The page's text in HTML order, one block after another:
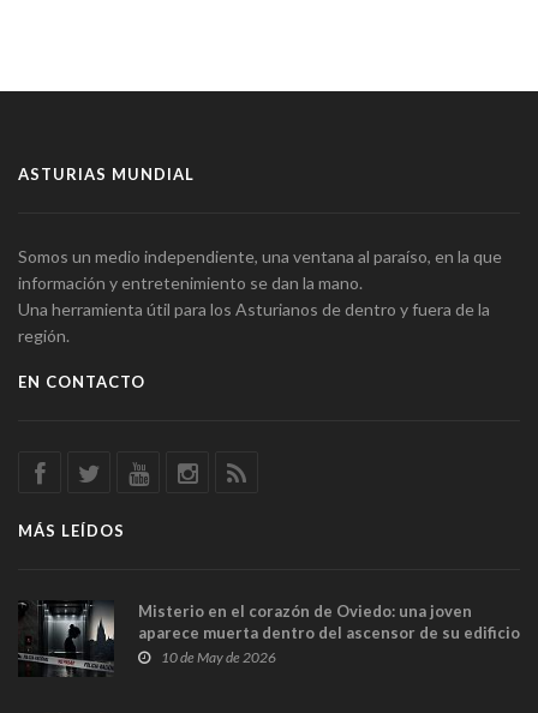
ASTURIAS MUNDIAL
Somos un medio independiente, una ventana al paraíso, en la que
información y entretenimiento se dan la mano.
Una herramienta útil para los Asturianos de dentro y fuera de la
región.
EN CONTACTO
MÁS LEÍDOS
Misterio en el corazón de Oviedo: una joven
aparece muerta dentro del ascensor de su edificio
y las cámaras captan sus últimos minutos
10 de May de 2026